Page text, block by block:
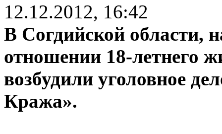
12.12.2012, 16:42
В Согдийской области,
отношении 18-летнего
возбудили уголовное
Кража».